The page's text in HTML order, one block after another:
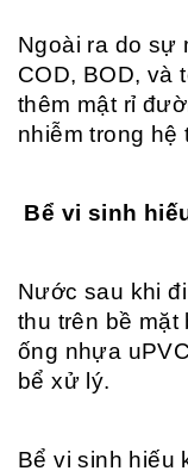
Ngoài ra do sự
COD, BOD, và
thêm mật rỉ
nhiễm trong hệ
Bể vi sinh
Nước sau khi
thu trên bề
ống nhựa
bể xử lý.
Bể vi sinh hiếu